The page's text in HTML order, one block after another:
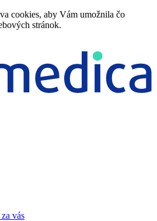
cookies, aby Vám umožnila čo
stránok.
vás